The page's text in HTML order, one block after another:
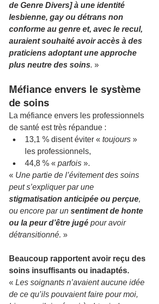
de Genre Divers] à une identité
lesbienne, gay ou détrans non
conforme au genre et, avec le recul,
auraient souhaité avoir accès à des
praticiens adoptant une approche
plus neutre des soins. »
Méfiance envers le système
de soins
La méfiance envers les professionnels
de santé est très répandue :
13,1 % disent éviter « toujours »
les professionnels,
44,8 % « parfois ».
« Une partie de l’évitement des soins
peut s’expliquer par une
stigmatisation anticipée ou perçue,
ou encore par un sentiment de honte
ou la peur d’être jugé pour avoir
détransitionné. »
Beaucoup rapportent avoir reçu des
soins insuffisants ou inadaptés.
« Les soignants n’avaient aucune idée
de ce qu’ils pouvaient faire pour moi,